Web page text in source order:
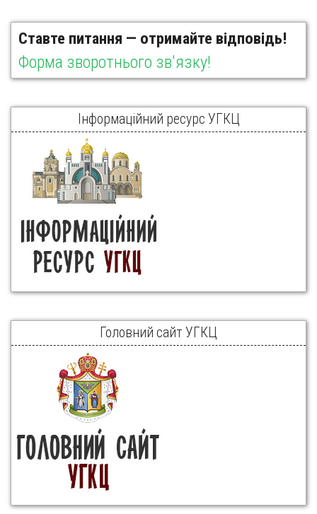
Ставте питання — отримайте відповідь!
Форма зворотнього зв'язку!
Інформаційний ресурс УГКЦ
Головний сайт УГКЦ